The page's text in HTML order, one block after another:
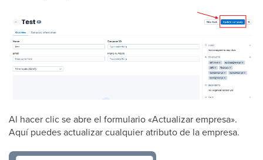
Al hacer clic se abre el formulario «Actualizar empresa».
Aquí puedes actualizar cualquier atributo de la empresa.